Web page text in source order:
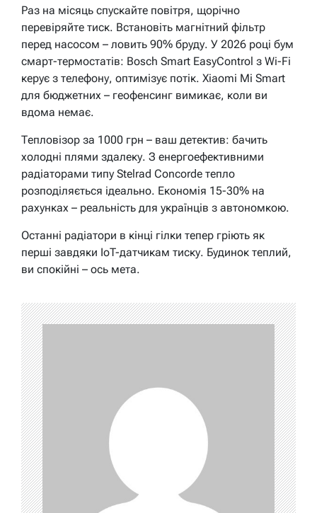
Раз на місяць спускайте повітря, щорічно
перевіряйте тиск. Встановіть магнітний фільтр
перед насосом – ловить 90% бруду. У 2026 році бум
смарт-термостатів: Bosch Smart EasyControl з Wi-Fi
керує з телефону, оптимізує потік. Xiaomi Mi Smart
для бюджетних – геофенсинг вимикає, коли ви
вдома немає.
Тепловізор за 1000 грн – ваш детектив: бачить
холодні плями здалеку. З енергоефективними
радіаторами типу Stelrad Concorde тепло
розподіляється ідеально. Економія 15-30% на
рахунках – реальність для українців з автономкою.
Останні радіатори в кінці гілки тепер гріють як
перші завдяки IoT-датчикам тиску. Будинок теплий,
ви спокійні – ось мета.